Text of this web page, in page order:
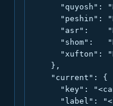
"quyosh":
"peshin":
"asr":
"shom":
"xufton":
    },
    "current": {
"key":
"label":